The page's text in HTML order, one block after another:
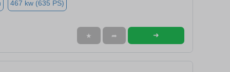
467 kw (635 PS)
★ ➦ ➜